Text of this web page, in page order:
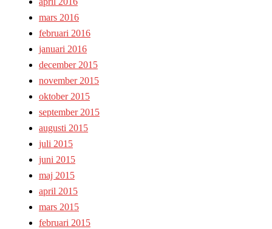
mars 2016
februari 2016
januari 2016
december 2015
november 2015
oktober 2015
september 2015
augusti 2015
juli 2015
juni 2015
maj 2015
april 2015
mars 2015
februari 2015